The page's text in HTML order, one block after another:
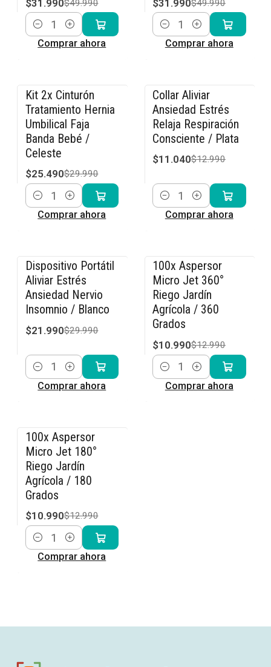
$31.990$49.990
Cantidad
Comprar ahora
$31.990$49.990
Cantidad
Comprar ahora
-15% OFF
Kit 2x Cinturón
Tratamiento Hernia
Umbilical Faja
Banda Bebé /
Celeste
$25.490$29.990
Cantidad
Comprar ahora
-15% OFF
Collar Aliviar
Ansiedad Estrés
Relaja Respiración
Consciente / Plata
$11.040$12.990
Cantidad
Comprar ahora
-27% OFF
Dispositivo Portátil
Aliviar Estrés
Ansiedad Nervio
Insomnio / Blanco
$21.990$29.990
Cantidad
Comprar ahora
-15% OFF
100x Aspersor
Micro Jet 360°
Riego Jardín
Agrícola / 360
Grados
$10.990$12.990
Cantidad
Comprar ahora
-15% OFF
100x Aspersor
Micro Jet 180°
Riego Jardín
Agrícola / 180
Grados
$10.990$12.990
Cantidad
Comprar ahora